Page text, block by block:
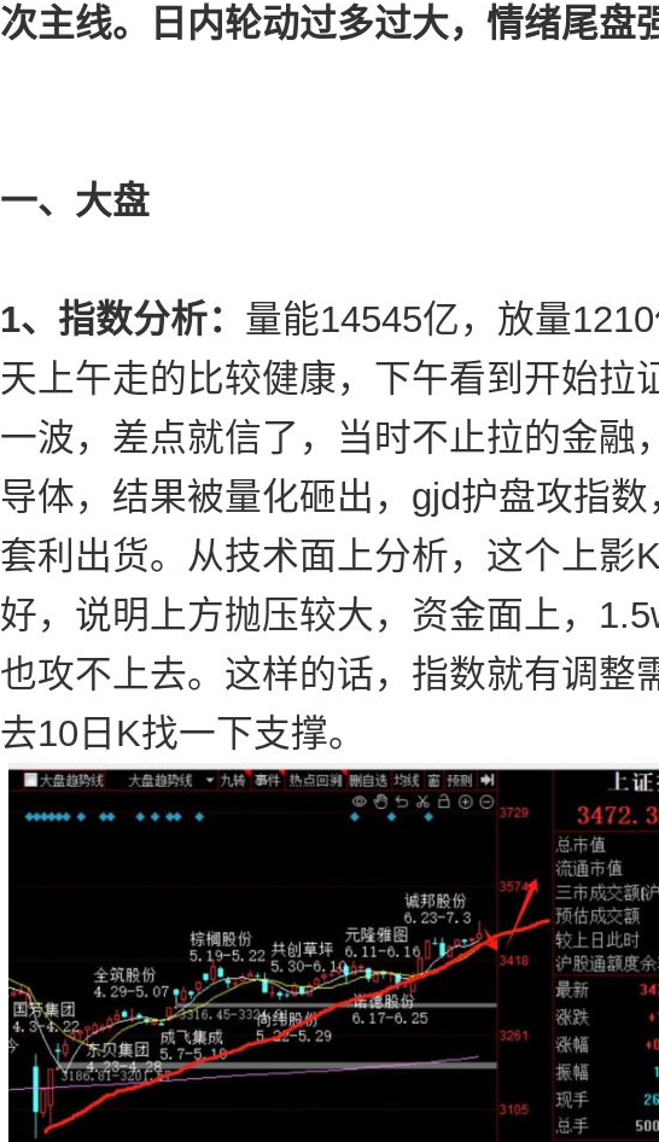
次主线。日内轮动过多过大，情绪尾盘
一、大盘
1、指数分析： 量能14545亿，放量
天上午走的比较健康，下午看到开始拉
一波，差点就信了，当时不止拉的金融
导体，结果被量化砸出，gjd护盘攻指
套利出货。从技术面上分析，这个上影
好，说明上方抛压较大，资金面上，
也攻不上去。这样的话，指数就有调整
去10日K找一下支撑。